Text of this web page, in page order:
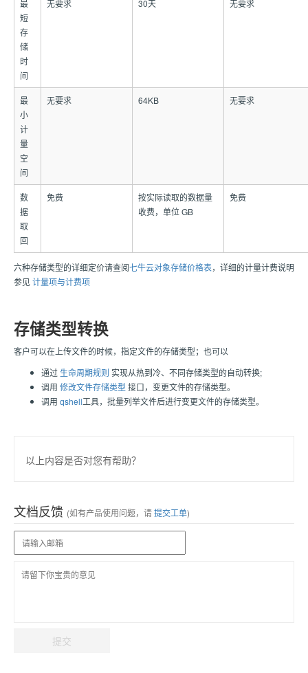
最
短
存
储
时
间
无要求 30天 无要求
最
小
计
量
空
间
无要求 64KB 无要求
数
据
取
回
免费
按实际读取的数据量
收费，单位 GB
免费
六种存储类型的详细定价请查阅七牛云对象存储价格表，详细的计量计费说明
参见计量项与计费项
存储类型转换
客户可以在上传文件的时候，指定文件的存储类型；也可以
通过 生命周期规则 实现从热到冷、不同存储类型的自动转换;
调用 修改文件存储类型 接口，变更文件的存储类型。
调用 qshell工具，批量列举文件后进行变更文件的存储类型。
以上内容是否对您有帮助？
文档反馈 (如有产品使用问题，请提交工单)
提交